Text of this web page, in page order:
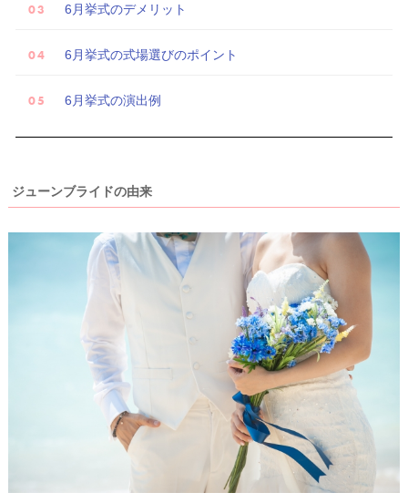
6月挙式のデメリット
6月挙式の式場選びのポイント
6月挙式の演出例
ジューンブライドの由来
着